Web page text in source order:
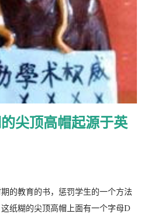
尖顶高帽起源于英
的教育的书，惩罚学生的一个方法
纸糊的尖顶高帽上面有一个字母D